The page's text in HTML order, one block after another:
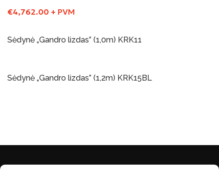
€4,762.00 + PVM
Sėdynė „Gandro lizdas” (1,0m) KRK11
Sėdynė „Gandro lizdas” (1,2m) KRK15BL